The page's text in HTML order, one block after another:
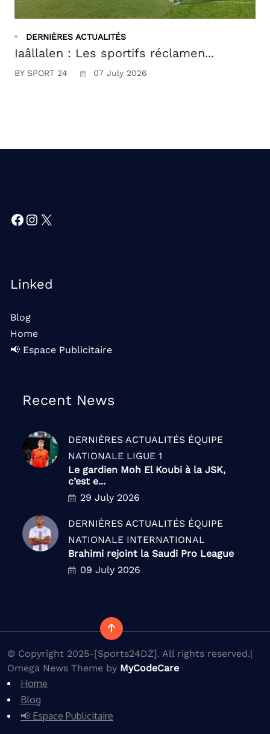
DERNIÈRES ACTUALITÉS
Iaâllalen : Les sportifs réclamen...
BY SPORT 24 07 July 2026
Facebook
Instagram
X
Linked
Blog
Home
📢 Espace Publicitaire
Recent News
DERNIÈRES ACTUALITÉS ÉQUIPE
NATIONALE LIGUE 1
Le gardien Moh El Koubi à la JSK,
c’est e...
29 July 2026
DERNIÈRES ACTUALITÉS ÉQUIPE
NATIONALE INTERNATIONAL
Brahimi rejoint la Saudi Pro League
09 July 2026
© Copyright 2025-[Sports24DZ]. All rights reserved.|
Omega News Theme by MyCodeCare
Home
Blog
📢 Espace Publicitaire